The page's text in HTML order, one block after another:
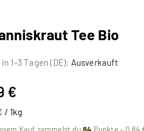
Tee Bio
1-3 Tagen (DE): Ausverkauft
€
/ 1kg